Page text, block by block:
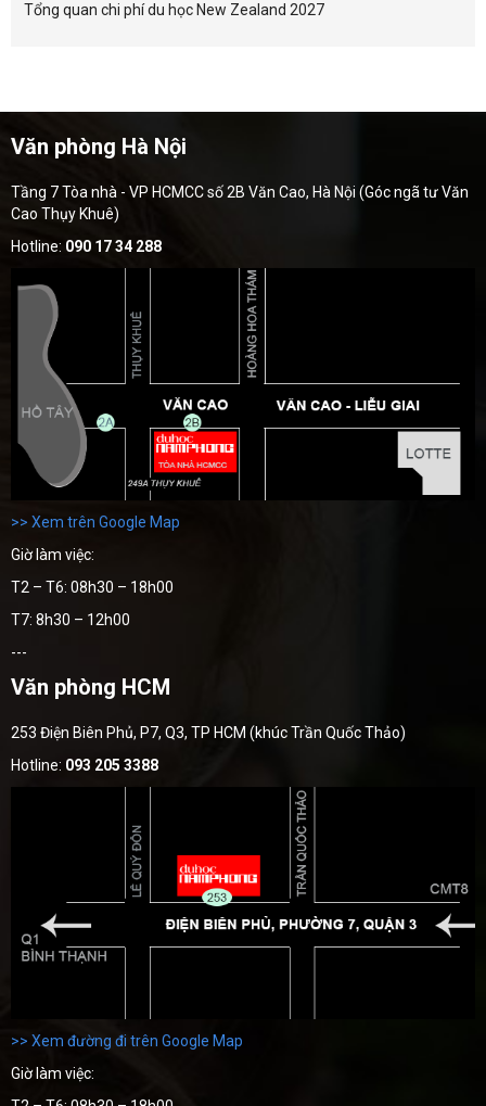
Tổng quan chi phí du học New Zealand 2027
Văn phòng Hà Nội
Tầng 7 Tòa nhà - VP HCMCC số 2B Văn Cao, Hà Nội (Góc ngã tư Văn
Cao Thụy Khuê)
Hotline: 090 17 34 288
>> Xem trên Google Map
Giờ làm việc:
T2 – T6: 08h30 – 18h00
T7: 8h30 – 12h00
---
Văn phòng HCM
253 Điện Biên Phủ, P7, Q3, TP HCM (khúc Trần Quốc Thảo)
Hotline: 093 205 3388
>> Xem đường đi trên Google Map
Giờ làm việc: